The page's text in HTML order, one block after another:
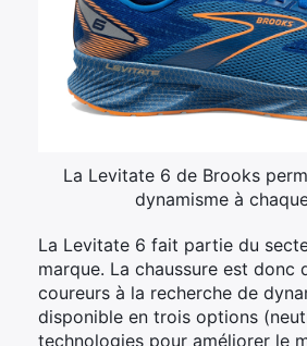
La Levitate 6 de Brooks
dynamisme à
La Levitate 6 fait partie du
marque. La chaussure est donc
coureurs à la recherche de
disponible en trois options
technologies pour améliorer le